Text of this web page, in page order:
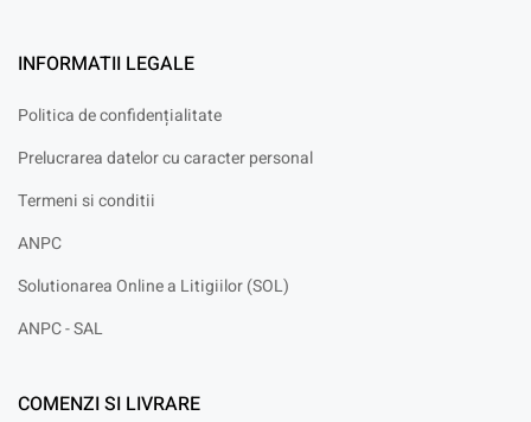
INFORMATII LEGALE
Politica de confidențialitate
Prelucrarea datelor cu caracter personal
Termeni si conditii
ANPC
Solutionarea Online a Litigiilor (SOL)
ANPC - SAL
COMENZI SI LIVRARE